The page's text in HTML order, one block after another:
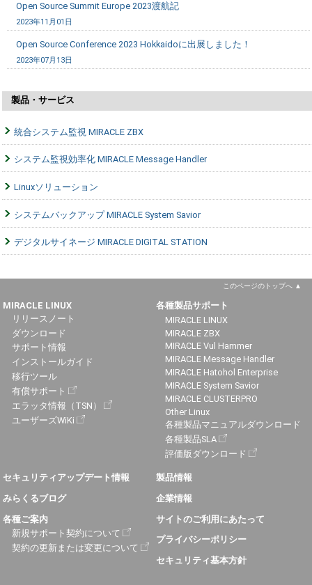
Open Source Summit Europe 2023渡航記
2023年11月01日
Open Source Conference 2023 Hokkaidoに出展しました！
2023年07月13日
製品・サービス
統合システム監視 MIRACLE ZBX
システム監視効率化 MIRACLE Message Handler
Linuxソリューション
システムバックアップ MIRACLE System Savior
デジタルサイネージ MIRACLE DIGITAL STATION
このページのトップへ
MIRACLE LINUX
リリースノート
ダウンロード
サポート情報
インストールガイド
移行ツール
有償サポート
エラッタ情報（TSN）
ユーザーズWiKi
各種製品サポート
MIRACLE LINUX
MIRACLE ZBX
MIRACLE Vul Hammer
MIRACLE Message Handler
MIRACLE Hatohol Enterprise
MIRACLE System Savior
MIRACLE CLUSTERPRO
Other Linux
各種製品マニュアルダウンロード
各種製品SLA
評価版ダウンロード
セキュリティアップデート情報
みらくるブログ
各種ご案内
新規サポート契約について
契約の更新または変更について
製品情報
企業情報
サイトのご利用にあたって
プライバシーポリシー
セキュリティ基本方針